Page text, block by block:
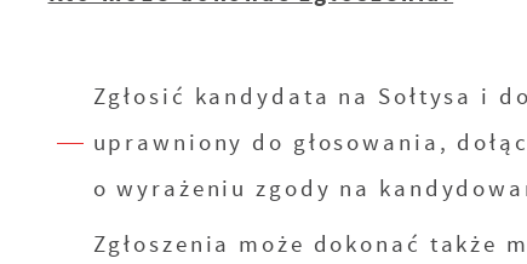
Zgłosić kandydata na Sołtysa i
uprawniony do głosowania,
o wyrażeniu zgody na
Zgłoszenia może dokonać także